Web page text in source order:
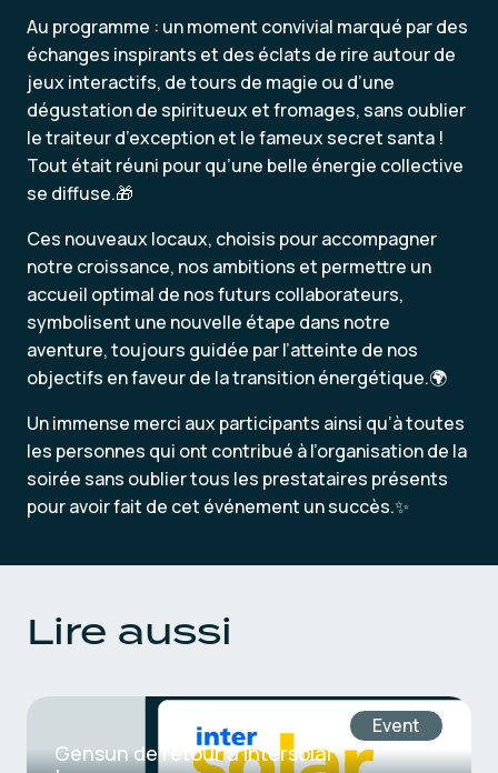
Au programme : un moment convivial marqué par des
échanges inspirants et des éclats de rire autour de
jeux interactifs, de tours de magie ou d’une
dégustation de spiritueux et fromages, sans oublier
le traiteur d’exception et le fameux secret santa !
Tout était réuni pour qu’une belle énergie collective
se diffuse.🎁
Ces nouveaux locaux, choisis pour accompagner
notre croissance, nos ambitions et permettre un
accueil optimal de nos futurs collaborateurs,
symbolisent une nouvelle étape dans notre
aventure, toujours guidée par l’atteinte de nos
objectifs en faveur de la transition énergétique.🌍
Un immense merci aux participants ainsi qu’à toutes
les personnes qui ont contribué à l’organisation de la
soirée sans oublier tous les prestataires présents
pour avoir fait de cet événement un succès.✨
Lire aussi
Event
Gensun de retour à Intersolar